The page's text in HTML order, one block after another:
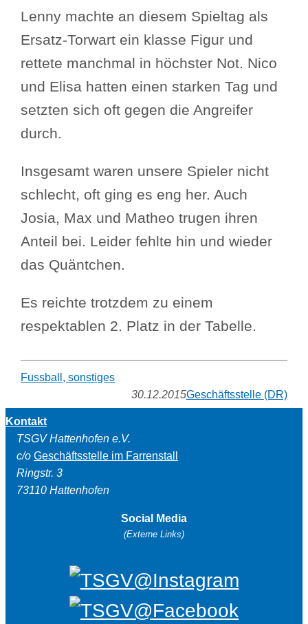
Lenny machte an diesem Spieltag als
Ersatz-Torwart ein klasse Figur und
rettete manchmal in höchster Not. Nico
und Elisa hatten einen starken Tag und
setzten sich oft gegen die Angreifer
durch.
Insgesamt waren unsere Spieler nicht
schlecht, oft ging es eng her. Auch
Josia, Max und Matheo trugen ihren
Anteil bei. Leider fehlte hin und wieder
das Quäntchen.
Es reichte trotzdem zu einem
respektablen 2. Platz in der Tabelle.
Fussball, sonstiges
30.12.2015Geschäftsstelle (DR)
Kontakt
TSGV Hattenhofen e.V.
c/o Geschäftsstelle im Farrenstall
Ringstr. 3
73110 Hattenhofen
Social Media
(Externe Links)